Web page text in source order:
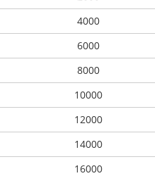
4000
6000
8000
10000
12000
14000
16000